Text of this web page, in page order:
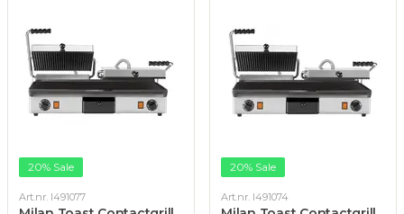
20% Sale
Art.nr. I491077
20% Sale
Art.nr. I491074